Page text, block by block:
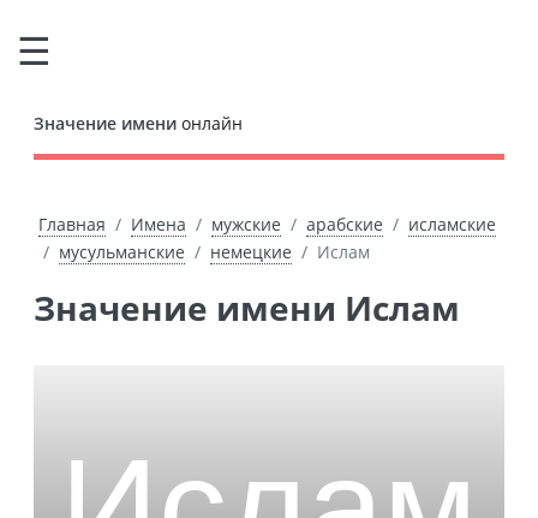
Значение имени онлайн
Главная Имена мужские арабские
исламские
мусульманские
немецкие Ислам
Значение имени Ислам